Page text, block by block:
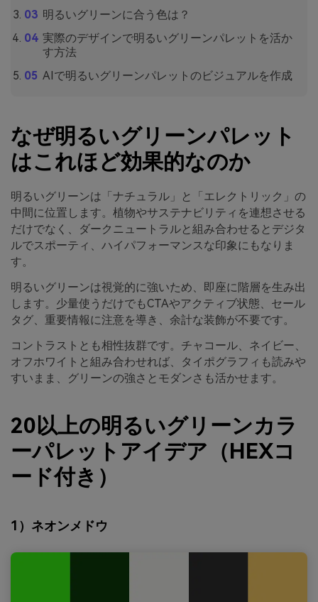
明るいグリーンに合う色は？
実際のデザインで明るいグリーンパレットを活か
す方法
AIで明るいグリーンパレットのビジュアルを作成
なぜ明るいグリーンパレット
はこれほど効果的なのか
明るいグリーンは「ナチュラル」と「エレクトリック」の
中間に位置します。植物やサステナビリティを連想させる
だけでなく、ダークニュートラルと組み合わせるとデジタ
ルでスポーティ、ハイパフォーマンスな印象にもなりま
す。
明るいグリーンは視覚的に強いため、即座に階層を生み出
します。少量使うだけでもCTAやアクティブ状態、セール
タグ、重要情報に注意を導き、余計な装飾が不要です。
コントラストとも相性抜群です。チャコール、ネイビー、
オフホワイトと組み合わせれば、タイポグラフィも読みや
すいまま、グリーンの強さとモダンさも活かせます。
20以上の明るいグリーンカラ
ーパレットアイデア（HEXコ
ード付き）
1）ネオンメドウ